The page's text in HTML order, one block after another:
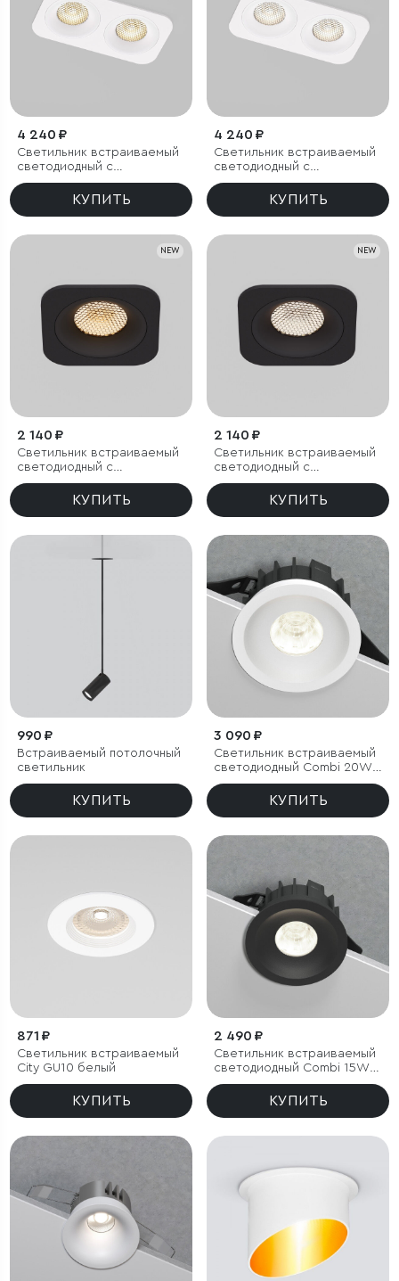
4 240 ₽
Светильник встраиваемый
светодиодный с
антибликовой решеткой
Tetro 20W 3000K белый
КУПИТЬ
4 240 ₽
Светильник встраиваемый
светодиодный с
антибликовой решеткой
Tetro 20W 4000K белый
КУПИТЬ
NEW
2 140 ₽
Светильник встраиваемый
светодиодный с
антибликовой решеткой
Tetro 10W 3000K черный
КУПИТЬ
NEW
2 140 ₽
Светильник встраиваемый
светодиодный с
антибликовой решеткой
Tetro 10W 4000K черный
КУПИТЬ
990 ₽
Встраиваемый потолочный
светильник
КУПИТЬ
3 090 ₽
Светильник встраиваемый
светодиодный Combi 20W
4000K белый
КУПИТЬ
871 ₽
Светильник встраиваемый
City GU10 белый
КУПИТЬ
2 490 ₽
Светильник встраиваемый
светодиодный Combi 15W
4000K черный
КУПИТЬ